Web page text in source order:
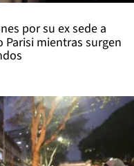
por su ex sede a
mientras surgen